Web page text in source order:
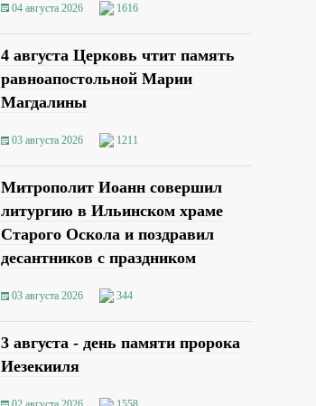
04 августа 2026 1616
4 августа Церковь чтит память
равноапостольной Марии
Магдалины
03 августа 2026 1211
Митрополит Иоанн совершил
литургию в Ильинском храме
Старого Оскола и поздравил
десантников с праздником
03 августа 2026 344
3 августа - день памяти пророка
Иезекииля